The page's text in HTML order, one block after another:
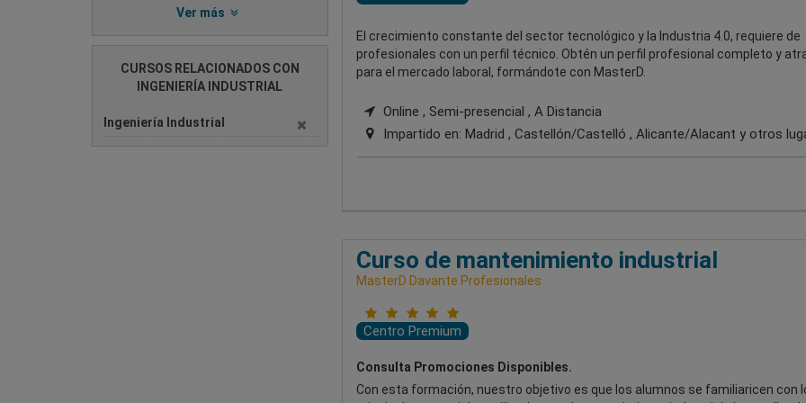
Ver más
CURSOS RELACIONADOS CON
INGENIERÍA INDUSTRIAL
Ingeniería Industrial
El crecimiento constante del sector tecnológico y la Industria 4.0, requiere de
profesionales con un perfil técnico. Obtén un perfil profesional completo y
para el mercado laboral, formándote con MasterD.
Online , Semi-presencial , A Distancia
Impartido en: Madrid , Castellón/Castelló , Alicante/Alacant y otros
Curso de mantenimiento industrial
MasterD Davante Profesionales
Centro Premium
Consulta Promociones Disponibles.
Con esta formación, nuestro objetivo es que los alumnos se familiaricen con